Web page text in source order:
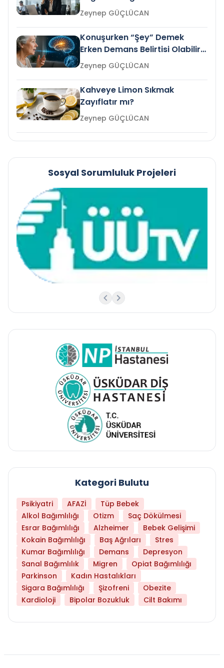
Gelir mi?Zeynep GÜÇLÜCAN
Konuşurken “Şey” Demek
Erken Demans Belirtisi Olabilir
mi?
Zeynep GÜÇLÜCAN
Kahveye Limon Sıkmak
Zayıflatır mı?
Zeynep GÜÇLÜCAN
Sosyal Sorumluluk Projeleri
Kategori Bulutu
Psikiyatri AFAZİ
Tüp Bebek
Alkol Bağımlılığı
Otizm
Saç Dökülmesi
Esrar Bağımlılığı
Alzheimer
Bebek Gelişimi
Kokain Bağımlılığı
Baş Ağrıları
Stres
Kumar Bağımlılığı
Demans
Depresyon
Sanal Bağımlılık
Migren
Opiat Bağımlılığı
Parkinson
Kadın Hastalıkları
Sigara Bağımlılığı
Şizofreni
Obezite
Kardioloji
Bipolar Bozukluk Cilt Bakımı